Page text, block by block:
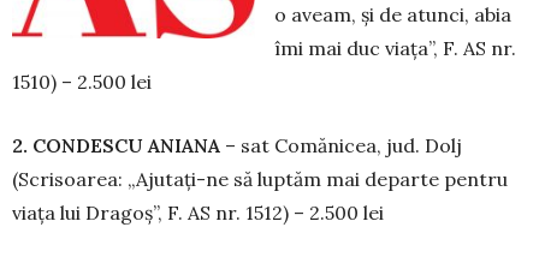
o aveam, și de atunci, abia
îmi mai duc viața”, F. AS nr.
1510) – 2.500 lei
2. CONDESCU ANIANA – sat Comă­nicea, jud. Dolj
(Scrisoarea: „Ajutați-ne să lup­tăm mai departe pentru
viața lui Dragoș”, F. AS nr. 1512) – 2.500 lei